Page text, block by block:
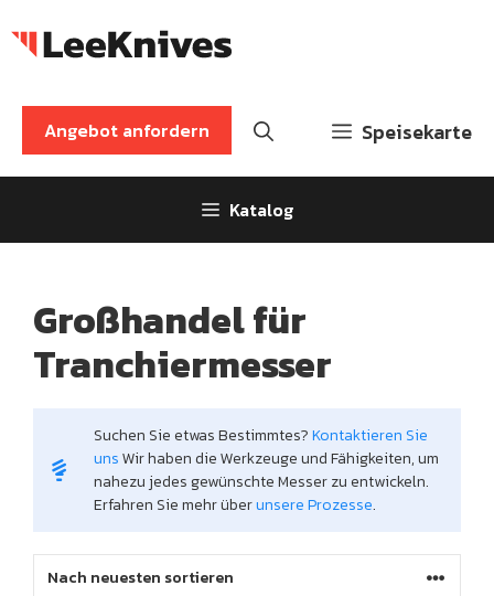
Inhalt
Speisekarte
Angebot anfordern
Katalog
Großhandel für
Tranchiermesser
Suchen Sie etwas Bestimmtes?Kontaktieren Sie
unsWir haben die Werkzeuge und Fähigkeiten, um
nahezu jedes gewünschte Messer zu entwickeln.
Erfahren Sie mehr überunsere Prozesse.